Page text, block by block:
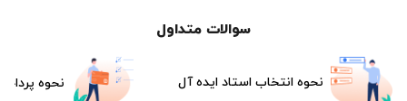
سوالات متداول
نحوه انتخاب استاد ایده آل نحوه